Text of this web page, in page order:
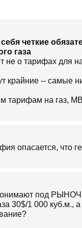
четкие
газа
не о тарифах для
крайние -- самые
тарифам на газ,
опасается, что
под
30$/1 000